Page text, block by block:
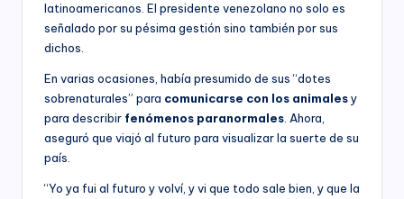
latinoamericanos. El presidente venezolano no solo es
señalado por su pésima gestión sino también por sus
dichos.
En varias ocasiones, había presumido de sus “dotes
sobrenaturales” para comunicarse con los animalesy
para describir fenómenos paranormales . Ahora,
aseguró que viajó al futuro para visualizar la suerte de su
país.
“Yo ya fui al futuro y volví, y vi que todo sale bien, y que la